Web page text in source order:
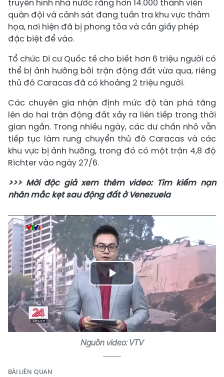
truyền hình nhà nước rằng hơn 14.000 thành viên
quân đội và cảnh sát đang tuần tra khu vực thảm
họa, nơi hiện đã bị phong tỏa và cần giấy phép
đặc biệt để vào.
Tổ chức Di cư Quốc tế cho biết hơn 6 triệu người có
thể bị ảnh hưởng bởi trận động đất vừa qua, riêng
thủ đô Caracas đã có khoảng 2 triệu người.
Các chuyên gia nhận định mức độ tàn phá tăng
lên do hai trận động đất xảy ra liên tiếp trong thời
gian ngắn. Trong nhiều ngày, các dư chấn nhỏ vẫn
tiếp tục làm rung chuyển thủ đô Caracas và các
khu vực bị ảnh hưởng, trong đó có một trận 4,8 độ
Richter vào ngày 27/6.
>>> Mời độc giả xem thêm video: Tìm kiếm nạn
nhân mắc kẹt sau động đất ở Venezuela
Play
Video
Nguồn video: VTV
BÀI LIÊN QUAN